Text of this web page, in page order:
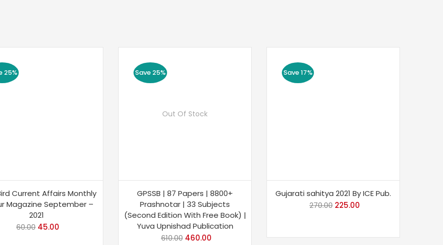
25%
Current Affairs Monthly
Magazine September –
2021
60.00 Original
45.00
Save 25%
Out Of Stock
GPSSB | 87 Papers | 8800+
Prashnotar | 33 Subjects
(Second Edition With Free Book) |
Yuva Upnishad Publication
610.00 Original
460.00Current
Save 17%
Gujarati sahitya 2021 By ICE Pub.
270.00 Original
225.00Current